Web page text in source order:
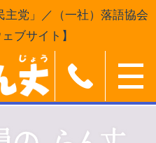
党」／（一社）落語協会
ブサイト】